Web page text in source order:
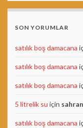
SON YORUMLAR
satılık boş damacana
satılık boş damacana
satılık boş damacana
5 litrelik su için
satılık boş damacana